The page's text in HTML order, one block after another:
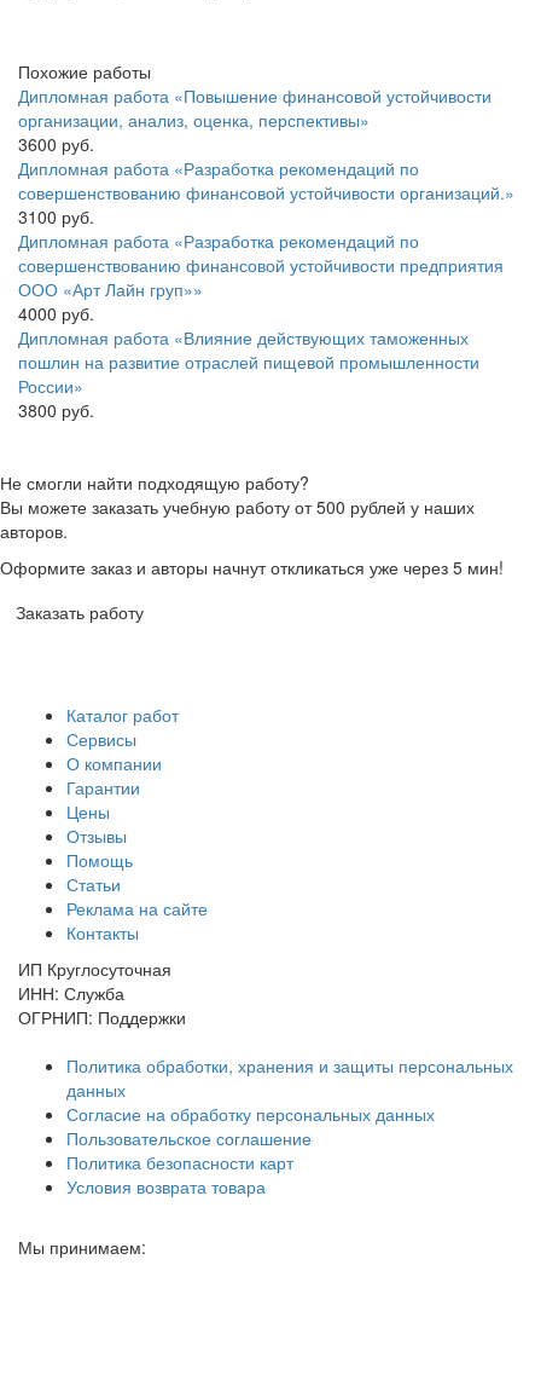
Похожие работы
Дипломная работа «Повышение финансовой устойчивости
организации, анализ, оценка, перспективы»
3600 руб.
Дипломная работа «Разработка рекомендаций по
совершенствованию финансовой устойчивости организаций.»
3100 руб.
Дипломная работа «Разработка рекомендаций по
совершенствованию финансовой устойчивости предприятия
ООО «Арт Лайн груп»»
4000 руб.
Дипломная работа «Влияние действующих таможенных
пошлин на развитие отраслей пищевой промышленности
России»
3800 руб.
Не смогли найти подходящую работу?
Вы можете заказать учебную работу от 500 рублей у наших
авторов.
Оформите заказ и авторы начнут откликаться уже через 5 мин!
Заказать работу
Каталог работ
Сервисы
О компании
Гарантии
Цены
Отзывы
Помощь
Статьи
Реклама на сайте
Контакты
ИП Круглосуточная
ИНН: Служба
ОГРНИП: Поддержки
Политика обработки, хранения и защиты персональных
данных
Согласие на обработку персональных данных
Пользовательское соглашение
Политика безопасности карт
Условия возврата товара
Мы принимаем: